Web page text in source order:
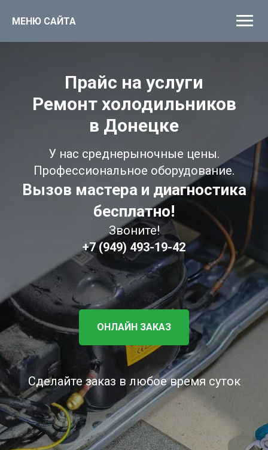
МЕНЮ САЙТА
Прайс на услуги
Ремонт холодильников
в Донецке
У нас среднерыночные цены.
Профессиональное оборудование.
Вызов мастера и диагностика
бесплатно!
Звоните!
+7 (949) 493-19-42
ОНЛАЙН ЗАКАЗ
Сделайте заказ в любое время суток